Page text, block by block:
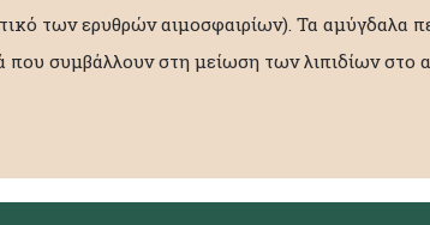
των ερυθρών αιμοσφαιρίων). Τα αμύγδαλα
που συμβάλλουν στη μείωση των λιπιδίων στο